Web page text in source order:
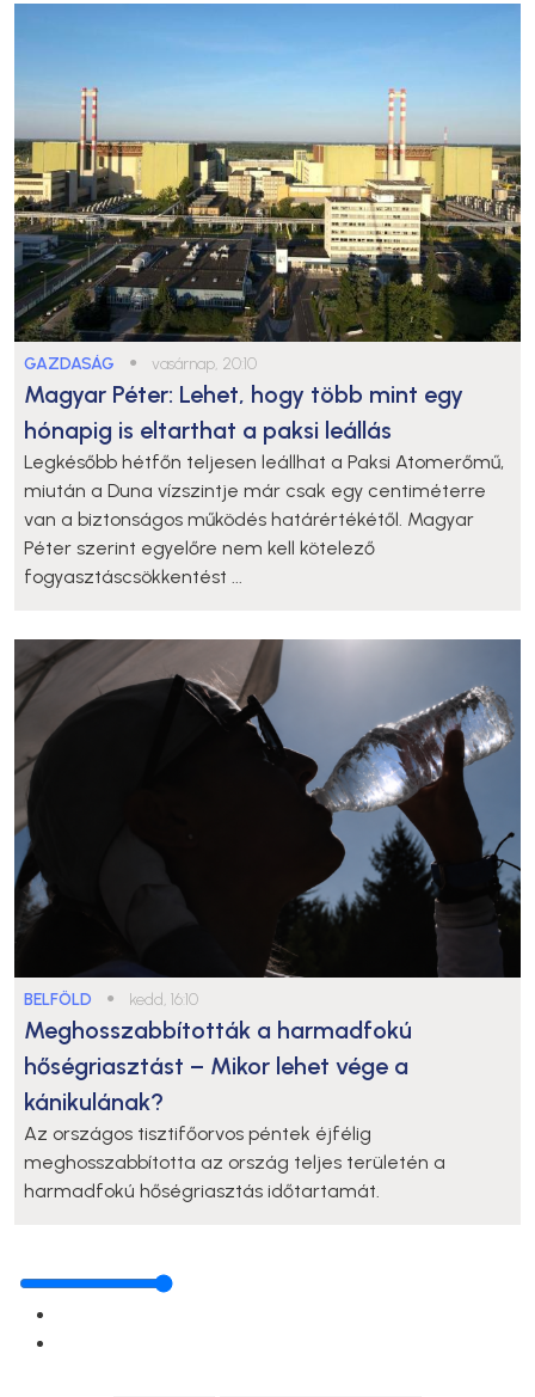
GAZDASÁG ● vasárnap, 20:10
Magyar Péter: Lehet, hogy több mint egy
hónapig is eltarthat a paksi leállás
Legkésőbb hétfőn teljesen leállhat a Paksi Atomerőmű,
miután a Duna vízszintje már csak egy centiméterre
van a biztonságos működés határértékétől. Magyar
Péter szerint egyelőre nem kell kötelező
fogyasztáscsökkentést ...
BELFÖLD ● kedd, 16:10
Meghosszabbították a harmadfokú
hőségriasztást – Mikor lehet vége a
kánikulának?
Az országos tisztifőorvos péntek éjfélig
meghosszabbította az ország teljes területén a
harmadfokú hőségriasztás időtartamát.